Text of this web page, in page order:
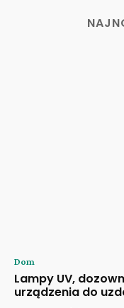
Dom
Lampy UV,
urządzenia do